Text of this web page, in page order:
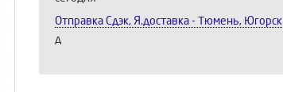
Отправка Сдэк, Я.доставка - Тюмень, Югорск
д